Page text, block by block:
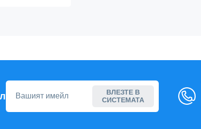
ВЛЕЗТЕ В
СИСТЕМАТА